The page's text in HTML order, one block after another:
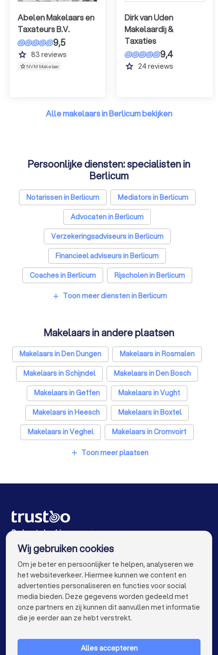
Abelen Makelaars en
Taxateurs B.V.
9,5
grade 83 reviews
NVM Makelaar
Dirk van Uden
Makelaardij &
Taxaties
9,4
grade 24reviews
Alle makelaars in Berlicum bekijken
Persoonlijke diensten: specialisten in
Berlicum
Notarissen in Berlicum
Mediators in Berlicum
Advocaten in Berlicum
Verzekeringsadviseurs in Berlicum
Financieel adviseurs in Berlicum
Coaches in Berlicum
Rijscholen in Berlicum
Relatietherapeuten in Berlicum
Belastingadviseurs in Berlicum
Hypotheekadviseurs in Berlicum
Personal trainers in Berlicum
Diëtisten in Berlicum
add Toon meer diensten in Berlicum
Makelaars in andere plaatsen
Makelaars in Den Dungen
Makelaars in Rosmalen
Makelaars in Schijndel
Makelaars in Den Bosch
Makelaars in Geffen
Makelaars in Vught
Makelaars in Heesch
Makelaars in Boxtel
Makelaars in Veghel
Makelaars in Cromvoirt
Makelaars in Amsterdam
Makelaars in Rotterdam
Makelaars in Groningen
Makelaars in Breda
Makelaars in Nijmegen
Makelaars in Enschede
Makelaars in Arnhem
Makelaars in Amersfoort
Makelaars in Apeldoorn
Makelaars in Maastricht
Makelaars in Leiden
Makelaars in Dordrecht
add Toon meer plaatsen
De beste bedrijven voor jou
VOOR PARTICULIEREN keyboard_arrow_down
Wij gebruiken cookies
Om je beter en persoonlijker te helpen, analyseren we
het websiteverkeer. Hiermee kunnen we content en
advertenties personaliseren en functies voor social
media bieden. Deze gegevens worden gedeeld met
onze partners en zij kunnen dit aanvullen met informatie
die je eerder aan ze hebt verstrekt.
Alles accepteren